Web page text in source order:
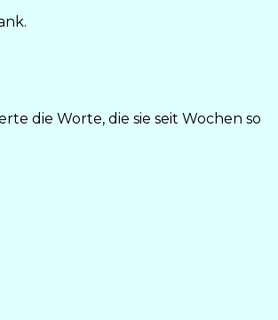
die Worte, die sie seit Wochen so